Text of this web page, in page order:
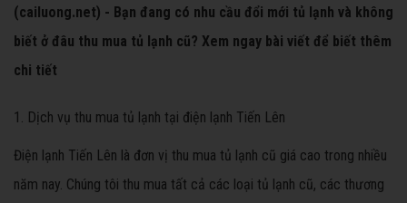
(cailuong.net) - Bạn đang có nhu cầu đổi mới tủ lạnh và không
biết ở đâu thu mua tủ lạnh cũ? Xem ngay bài viết để biết thêm
chi tiết
1. Dịch vụ thu mua tủ lạnh tại điện lạnh Tiến Lên
Điện lạnh Tiến Lên là đơn vị thu mua tủ lạnh cũ giá cao trong nhiều
năm nay. Chúng tôi thu mua tất cả các loại tủ lạnh cũ, các thương